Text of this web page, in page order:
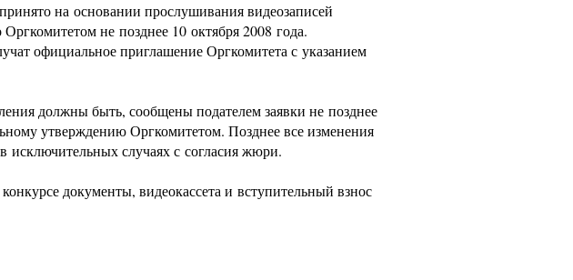
на основании прослушивания видеозаписей
не позднее 10 октября 2008 года.
официальное приглашение Оргкомитета с указанием
должны быть, сообщены подателем заявки не позднее
утверждению Оргкомитетом. Позднее все изменения
исключительных случаях с согласия жюри.
документы, видеокассета и вступительный взнос